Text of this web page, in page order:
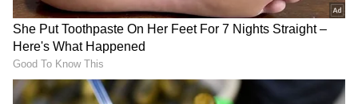
ಹಾಲ್ಯಾಂಡ್! ಫಿಫಾ ವಿಶ್ವಕಪ್‌ನಲ್ಲಿ ಬ್ರೆಜಿಲ್ ಹೋರಾಟ
ಅಂತ್ಯ
FIFA World Cup 2026: ಅರ್ಜೆಂಟಲ್ಲಿ ಮೂರು ಗೋಲು
ಗಳಿಸಿ ಗೆದ್ದ ಅರ್ಜೆಂಟೀನಾ!